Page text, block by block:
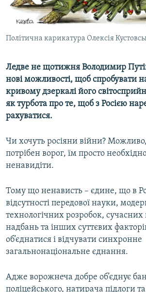
СВІДЧЕННЯ ОКУПАЦІЇ
УКРАЇНСЬКА ПРОБЛЕМА КРИМУ
ІНФОГРАФІКА
Qırımtatar
ДОЛУЧАЙСЯ!
Усі сайти RFE/RL
Політична карикатура Олексія
Ледве не щотижня Володимир
нові можливості, щоб спробувати
кривому дзеркалі його
як турбота про те, щоб з Росією
рахуватися.
Чи хочуть росіяни війни?
потрібен ворог, їм просто
ненавидіти.
Тому що ненависть – єдине, що в
відсутності передової науки,
технологічних розробок,
надбань та інших суттєвих
об’єднатися і відчувати синхронне
загальнонаціональне єднання.
Адже ворожнеча добре об’єднує
поліцейського, натирача підлоги